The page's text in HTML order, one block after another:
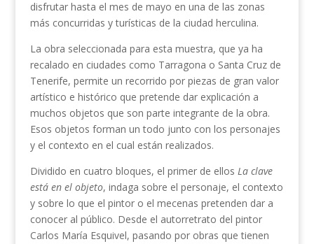
disfrutar hasta el mes de mayo en una de las zonas
más concurridas y turísticas de la ciudad herculina.
La obra seleccionada para esta muestra, que ya ha
recalado en ciudades como Tarragona o Santa Cruz de
Tenerife, permite un recorrido por piezas de gran valor
artístico e histórico que pretende dar explicación a
muchos objetos que son parte integrante de la obra.
Esos objetos forman un todo junto con los personajes
y el contexto en el cual están realizados.
Dividido en cuatro bloques, el primer de ellos La clave
está en el objeto, indaga sobre el personaje, el contexto
y sobre lo que el pintor o el mecenas pretenden dar a
conocer al público. Desde el autorretrato del pintor
Carlos María Esquivel, pasando por obras que tienen